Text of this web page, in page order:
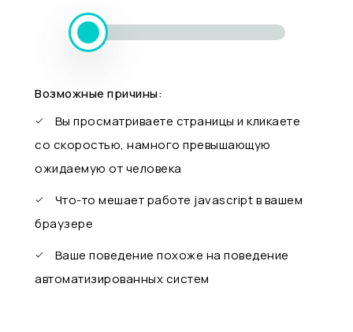
Возможные причины:
Вы просматриваете страницы и кликаете
со скоростью, намного превышающую
ожидаемую от человека
Что-то мешает работе javascript в вашем
браузере
Ваше поведение похоже на поведение
автоматизированных систем